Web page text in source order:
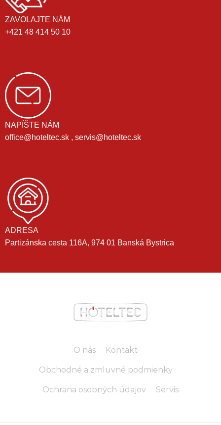
ZAVOLAJTE NÁM
+421 48 414 50 10
NAPÍŠTE NÁM
office@hoteltec.sk , servis@hoteltec.sk
ADRESA
Partizánska cesta 116A, 974 01 Banská Bystrica
O nás Kontakt
Obchodné a zmluvné podmienky
Ochrana osobných údajov Servis